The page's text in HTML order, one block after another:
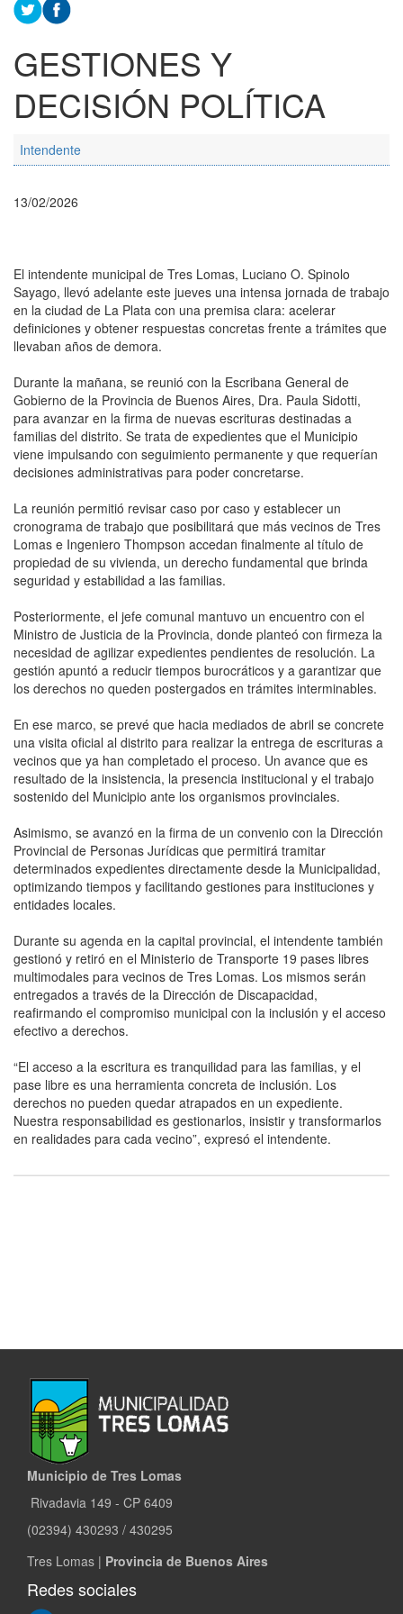
GESTIONES Y
DECISIÓN POLÍTICA
Intendente
13/02/2026
El intendente municipal de Tres Lomas, Luciano O. Spinolo
Sayago, llevó adelante este jueves una intensa jornada de trabajo
en la ciudad de La Plata con una premisa clara: acelerar
definiciones y obtener respuestas concretas frente a trámites que
llevaban años de demora.
Durante la mañana, se reunió con la Escribana General de
Gobierno de la Provincia de Buenos Aires, Dra. Paula Sidotti,
para avanzar en la firma de nuevas escrituras destinadas a
familias del distrito. Se trata de expedientes que el Municipio
viene impulsando con seguimiento permanente y que requerían
decisiones administrativas para poder concretarse.
La reunión permitió revisar caso por caso y establecer un
cronograma de trabajo que posibilitará que más vecinos de Tres
Lomas e Ingeniero Thompson accedan finalmente al título de
propiedad de su vivienda, un derecho fundamental que brinda
seguridad y estabilidad a las familias.
Posteriormente, el jefe comunal mantuvo un encuentro con el
Ministro de Justicia de la Provincia, donde planteó con firmeza la
necesidad de agilizar expedientes pendientes de resolución. La
gestión apuntó a reducir tiempos burocráticos y a garantizar que
los derechos no queden postergados en trámites interminables.
En ese marco, se prevé que hacia mediados de abril se concrete
una visita oficial al distrito para realizar la entrega de escrituras a
vecinos que ya han completado el proceso. Un avance que es
resultado de la insistencia, la presencia institucional y el trabajo
sostenido del Municipio ante los organismos provinciales.
Asimismo, se avanzó en la firma de un convenio con la Dirección
Provincial de Personas Jurídicas que permitirá tramitar
determinados expedientes directamente desde la Municipalidad,
optimizando tiempos y facilitando gestiones para instituciones y
entidades locales.
Durante su agenda en la capital provincial, el intendente también
gestionó y retiró en el Ministerio de Transporte 19 pases libres
multimodales para vecinos de Tres Lomas. Los mismos serán
entregados a través de la Dirección de Discapacidad,
reafirmando el compromiso municipal con la inclusión y el acceso
efectivo a derechos.
“El acceso a la escritura es tranquilidad para las familias, y el
pase libre es una herramienta concreta de inclusión. Los
derechos no pueden quedar atrapados en un expediente.
Nuestra responsabilidad es gestionarlos, insistir y transformarlos
en realidades para cada vecino”, expresó el intendente.
Municipio de Tres Lomas
Rivadavia 149 - CP 6409
(02394) 430293 / 430295
Tres Lomas | Provincia de Buenos Aires
Redes sociales